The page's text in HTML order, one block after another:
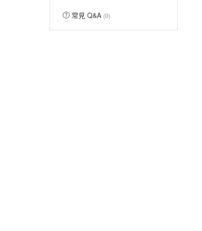
常見 Q&A (0)